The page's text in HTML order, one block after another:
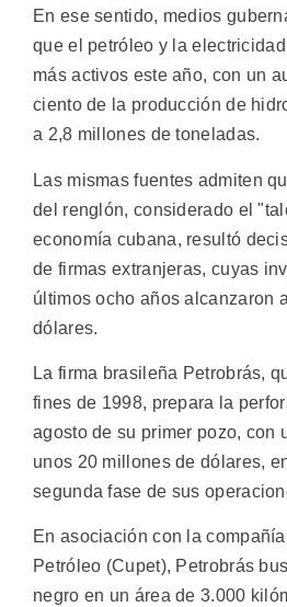
En ese sentido, medios
que el petróleo y la
más activos este año, con un
ciento de la producción de
a 2,8 millones de toneladas.
Las mismas fuentes admiten
del renglón, considerado el
economía cubana, resultó
de firmas extranjeras, cuyas
últimos ocho años alcanzaron
dólares.
La firma brasileña Petrobrás,
fines de 1998, prepara la
agosto de su primer pozo, con
unos 20 millones de dólares,
segunda fase de sus
En asociación con la
Petróleo (Cupet), Petrobrás
negro en un área de 3.000